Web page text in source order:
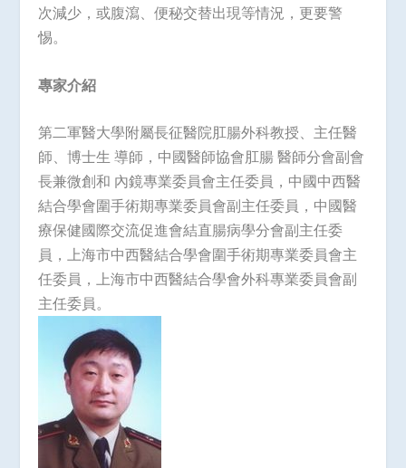
次減少，或腹瀉、便秘交替出現等情況，更要警
惕。
專家介紹
第二軍醫大學附屬長征醫院肛腸外科教授、主任醫
師、博士生 導師，中國醫師協會肛腸 醫師分會副會
長兼微創和 內鏡專業委員會主任委員，中國中西醫
結合學會圍手術期專業委員會副主任委員，中國醫
療保健國際交流促進會結直腸病學分會副主任委
員，上海市中西醫結合學會圍手術期專業委員會主
任委員，上海市中西醫結合學會外科專業委員會副
主任委員。